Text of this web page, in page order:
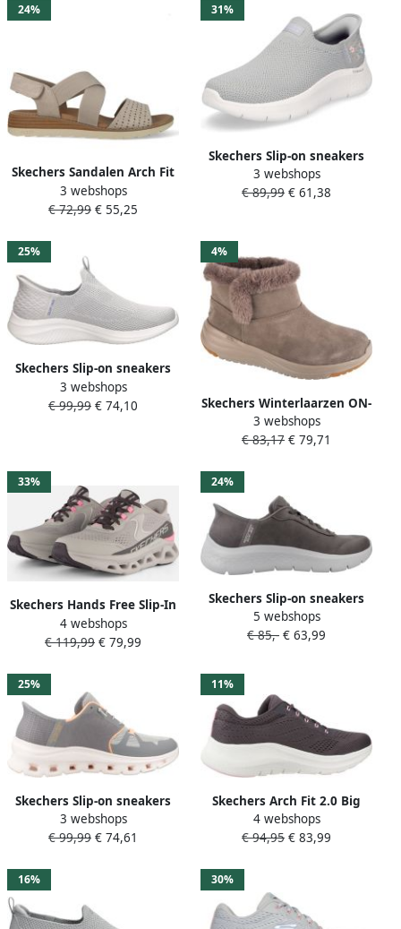
24%
Skechers Sandalen Arch Fit
Oasis-B Perf 113890 TPE
Grijs
3 webshops
€ 72,99 € 55,25
31%
Skechers Slip-on sneakers
GO WALK FLEX-SUNSET
ROSE vrijetijdsschoen
3 webshops
€ 89,99 € 61,38
25%
Skechers Slip-on sneakers
ULTRA FLEX 3.0-EASY WIN
slipper sneaker met
3 webshops
€ 99,99 € 74,10
4%
Skechers Winterlaarzen ON-
THE-GO STELLAR-COZY STEP
Winterlaarzen
3 webshops
€ 83,17 € 79,71
33%
Skechers Hands Free Slip-In
Glide-Step dames sneaker
Wit multi
4 webshops
€ 119,99 € 79,99
24%
Skechers Slip-on sneakers
GO WALK FLEX Slippers
vrijetijdsschoen lage
5 webshops
€ 85,- € 63,99
25%
Skechers Slip-on sneakers
GLIDE-STEP PRO Slippers
vrijetijdsschoen met
hielkussenfunctie
3 webshops
€ 99,99 € 74,61
11%
Skechers Arch Fit 2.0 Big
League Dames Sneakers
Ros�
4 webshops
€ 94,95 € 83,99
16% 30%